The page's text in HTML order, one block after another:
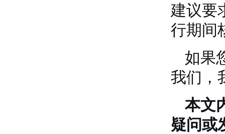
建议要
行期间
如果
我们，
本文
疑问或